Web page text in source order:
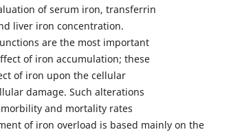
of serum iron, transferrin
liver iron concentration.
are the most important
of iron accumulation; these
of iron upon the cellular
damage. Such alterations
and mortality rates
of iron overload is based mainly on the